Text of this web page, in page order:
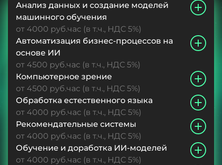
Анализ данных и создание моделей
машинного обучения
от 4000 руб.час (в т.ч., НДС 5%)
Автоматизация бизнес-процессов на
основе ИИ
от 4500 руб.час (в т.ч., НДС 5%)
Компьютерное зрение
от 4500 руб.час (в т.ч., НДС 5%)
Обработка естественного языка
от 4000 руб.час (в т.ч., НДС 5%)
Рекомендательные системы
от 4000 руб.час (в т.ч., НДС 5%)
Обучение и доработка ИИ-моделей
от 4000 руб.час (в т.ч., НДС 5%)